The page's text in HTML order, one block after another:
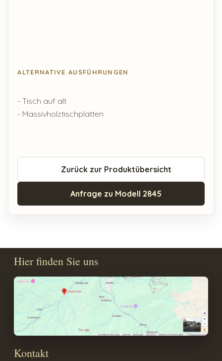
ALTERNATIVE AUSFÜHRUNGEN
- Tisch auf alt
- Massivholztischplatten
Zurück zur Produktübersicht
Anfrage zu Modell 2845
Hier finden Sie uns
Kontakt